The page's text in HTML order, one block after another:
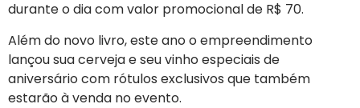
durante o dia com valor promocional de R$ 70.
Além do novo livro, este ano o empreendimento
lançou sua cerveja e seu vinho especiais de
aniversário com rótulos exclusivos que também
estarão à venda no evento.